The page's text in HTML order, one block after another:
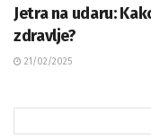
Jetra na udaru:
zdravlje?
21/02/2025